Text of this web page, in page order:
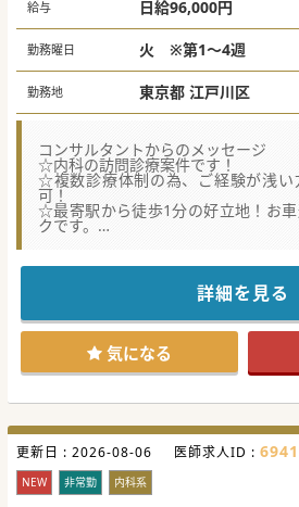
給与 日給96,000円
勤務曜日 火 ※第1～4週
勤務地 東京都 江戸川区
コンサルタントからのメッセージ
☆内科の訪問診療案件です！
☆複数診療体制の為、ご経験が浅い
可！
☆最寄駅から徒歩1分の好立地！お
クです。
☆地域住民のかかりつけ医を目指し
詳細を見る
気になる
更新日 : 2026-08-06 医師求人ID :
NEW 非常勤 内科系